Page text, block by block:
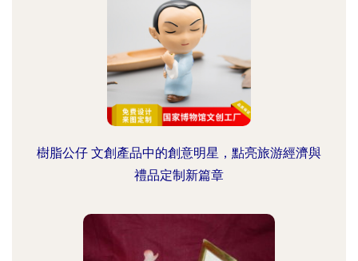
樹脂公仔 文創產品中的創意明星，點亮旅游經濟與
禮品定制新篇章